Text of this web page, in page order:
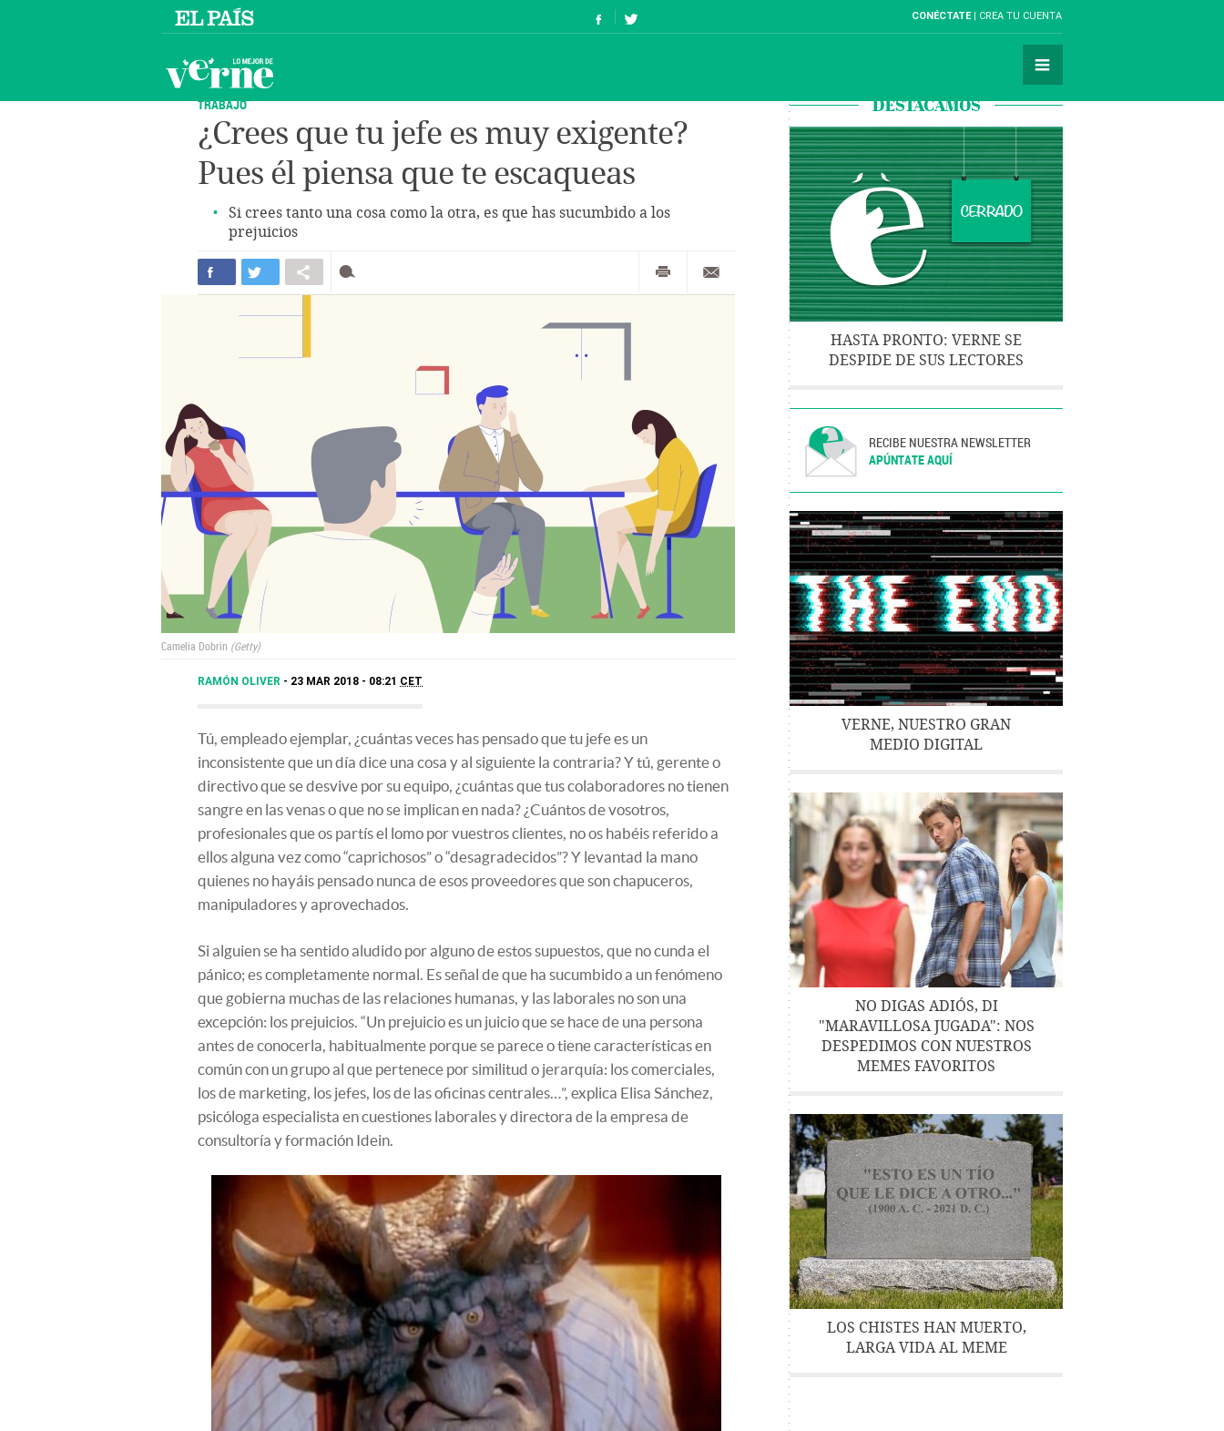
CONÉCTATE CREA TU CUENTA
TRABAJO
¿Crees que tu jefe es muy exigente?
Pues él piensa que te escaqueas
Si crees tanto una cosa como la otra, es que has sucumbido a los
prejuicios
Camelia Dobrin Getty
RAMÓN OLIVER 23 MAR 2018 - 08:21 CET
Tú, empleado ejemplar, ¿cuántas veces has pensado que tu jefe es un
inconsistente que un día dice una cosa y al siguiente la contraria? Y tú, gerente o
directivo que se desvive por su equipo, ¿cuántas que tus colaboradores no tienen
sangre en las venas o que no se implican en nada? ¿Cuántos de vosotros,
profesionales que os partís el lomo por vuestros clientes, no os habéis referido a
ellos alguna vez como “caprichosos” o “desagradecidos”? Y levantad la mano
quienes no hayáis pensado nunca de esos proveedores que son chapuceros,
manipuladores y aprovechados.
Si alguien se ha sentido aludido por alguno de estos supuestos, que no cunda el
pánico; es completamente normal. Es señal de que ha sucumbido a un fenómeno
que gobierna muchas de las relaciones humanas, y las laborales no son una
excepción: los prejuicios. “Un prejuicio es un juicio que se hace de una persona
antes de conocerla, habitualmente porque se parece o tiene características en
común con un grupo al que pertenece por similitud o jerarquía: los comerciales,
los de marketing, los jefes, los de las oficinas centrales…”, explica Elisa Sánchez,
psicóloga especialista en cuestiones laborales y directora de la empresa de
consultoría y formación Idein.
DESTACAMOS
HASTA PRONTO: VERNE SE
DESPIDE DE SUS LECTORES
RECIBE NUESTRA NEWSLETTER
APÚNTATE AQUÍ
VERNE, NUESTRO GRAN
MEDIO DIGITAL
NO DIGAS ADIÓS, DI
"MARAVILLOSA JUGADA": NOS
DESPEDIMOS CON NUESTROS
MEMES FAVORITOS
LOS CHISTES HAN MUERTO,
LARGA VIDA AL MEME